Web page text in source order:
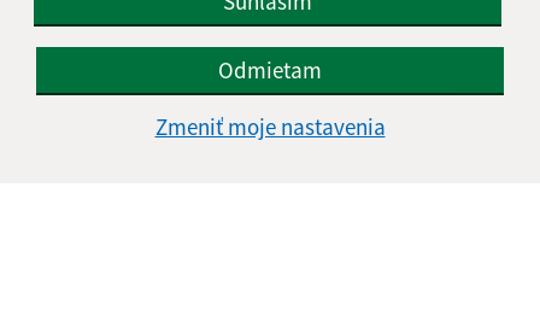
Odmietam
Zmeniť moje nastavenia